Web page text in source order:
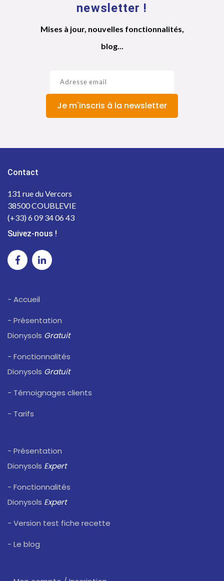
newsletter !
Mises à jour, nouvelles fonctionnalités,
blog...
Je m'inscris à la newsletter
Contact
131 rue du Vercors
38500 COUBLEVIE
(+33) 6 09 34 06 43
Suivez-nous !
- Accueil
- Présentation
Dionysols Gratuit
- Fonctionnalités
Dionysols Gratuit
- Témoignages clients
- Tarifs
- Présentation
Dionysols Expert
- Fonctionnalités
Dionysols Expert
- Version test fiche recette
- Le blog